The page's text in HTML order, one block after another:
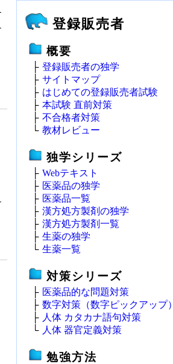
登録販売者
概要
├ 登録販売者の独学
├ サイトマップ
├ はじめての登録販売者試験
├ 本試験 直前対策
├ 不合格者対策
└ 教材レビュー
独学シリーズ
├ Webテキスト
├ 医薬品の独学
├ 医薬品一覧
├ 漢方処方製剤の独学
├ 漢方処方製剤一覧
├ 生薬の独学
└ 生薬一覧
対策シリーズ
├ 医薬品的な問題対策
├ 数字対策（数字ピックアップ）
├ 人体 カタカナ語句対策
└ 人体 器官定義対策
勉強方法